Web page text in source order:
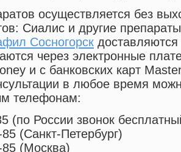
осуществляется без
Сиалис и другие
Сосногорск доставляются
через электронные
и с банковских карт
в любое время
телефонам:
(по России звонок
(Санкт-Петербург)
(Москва)